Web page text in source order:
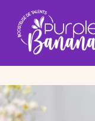
contenu